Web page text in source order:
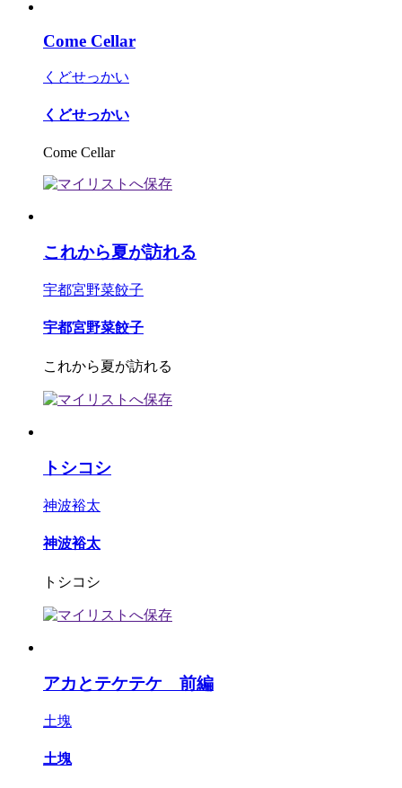
Come Cellar
くどせっかい
くどせっかい
Come Cellar
これから夏が訪れる
宇都宮野菜餃子
宇都宮野菜餃子
これから夏が訪れる
トシコシ
神波裕太
神波裕太
トシコシ
アカとテケテケ 前編
土塊
土塊